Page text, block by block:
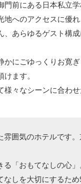
前にある日本私立
へのアクセスに優
あらゆるゲスト構
にごゆっくりお寛ぎ
ます。
々なシーンに合わせ
囲気のホテルです
「おもてなしの心」
しを大切にするた